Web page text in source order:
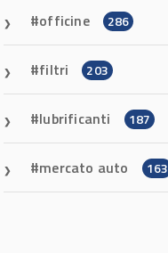
officine 286
filtri 203
lubrificanti 187
mercato auto 163